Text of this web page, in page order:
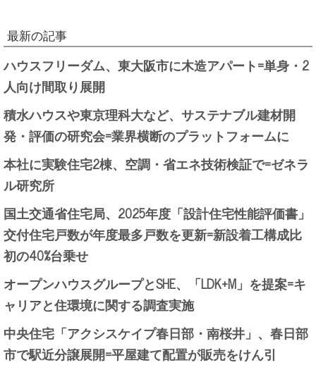
最新の記事
ハウスフリーダム、東大阪市に木造アパート=単身・2
人向け間取り展開
積水ハウスや東京理科大など、サステナブル建材開
発・評価の研究会=業界横断のプラットフォームに
本社に実験住宅2棟、空調・省エネ技術検証で=ゼネラ
ル研究所
国土交通省住宅局、2025年度「設計住宅性能評価書」
交付住宅戸数が年度最多戸数を更新=新設着工構成比
初の40%台乗せ
オープンハウスグループとSHE、「LDK+M」を提案=キ
ャリアと住環境に関する調査実施
中央住宅「アクシスケイプ春日部・南桜井」、春日部
市で駅近分譲展開=平屋建て配置が販売をけん引